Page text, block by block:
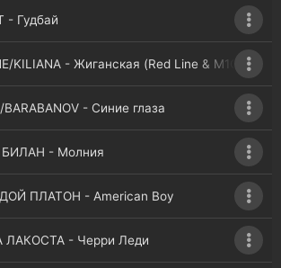
- Гудбай
KILIANA - Жиганская (Red Line & M1CH3L P
- Синие глаза
- Молния
ПЛАТОН - American Boy
ЛАКОСТА - Черри Леди